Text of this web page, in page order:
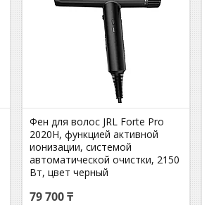
Фен для волос JRL Forte Pro
2020H, функцией активной
ионизации, системой
автоматической очистки, 2150
Вт, цвет черный
79 700 ₸